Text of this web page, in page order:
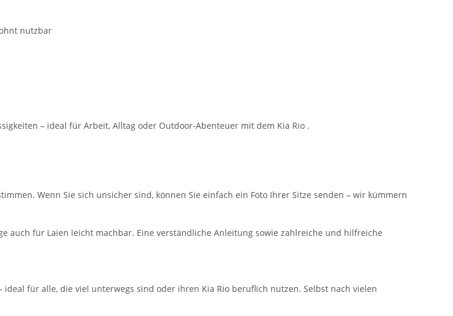
nutzbar
– ideal für Arbeit, Alltag oder Outdoor-Abenteuer mit dem Kia Rio .
Wenn Sie sich unsicher sind, können Sie einfach ein Foto Ihrer Sitze senden – wir kümmern
auch für Laien leicht machbar. Eine verständliche Anleitung sowie zahlreiche und hilfreiche
für alle, die viel unterwegs sind oder ihren Kia Rio beruflich nutzen. Selbst nach vielen